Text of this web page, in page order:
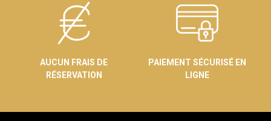
AUCUN FRAIS DE
RÉSERVATION
PAIEMENT SÉCURISÉ EN
LIGNE